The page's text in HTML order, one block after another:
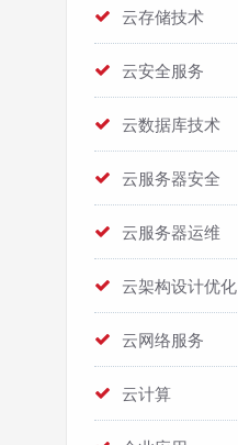
云存储技术
云安全服务
云数据库技术
云服务器安全
云服务器运维
云架构设计优化
云网络服务
云计算